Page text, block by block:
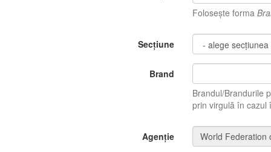
Folosește forma
Secțiune
Brand
Brandul/Brandurile
prin virgulă în
Agenție